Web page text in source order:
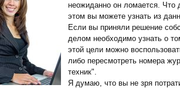
неожиданно он ломается. Что
этом вы можете узнать из
Если вы приняли решение
делом необходимо узнать о
этой цели можно
либо пересмотреть номера
техник".
Я думаю, что вы не зря